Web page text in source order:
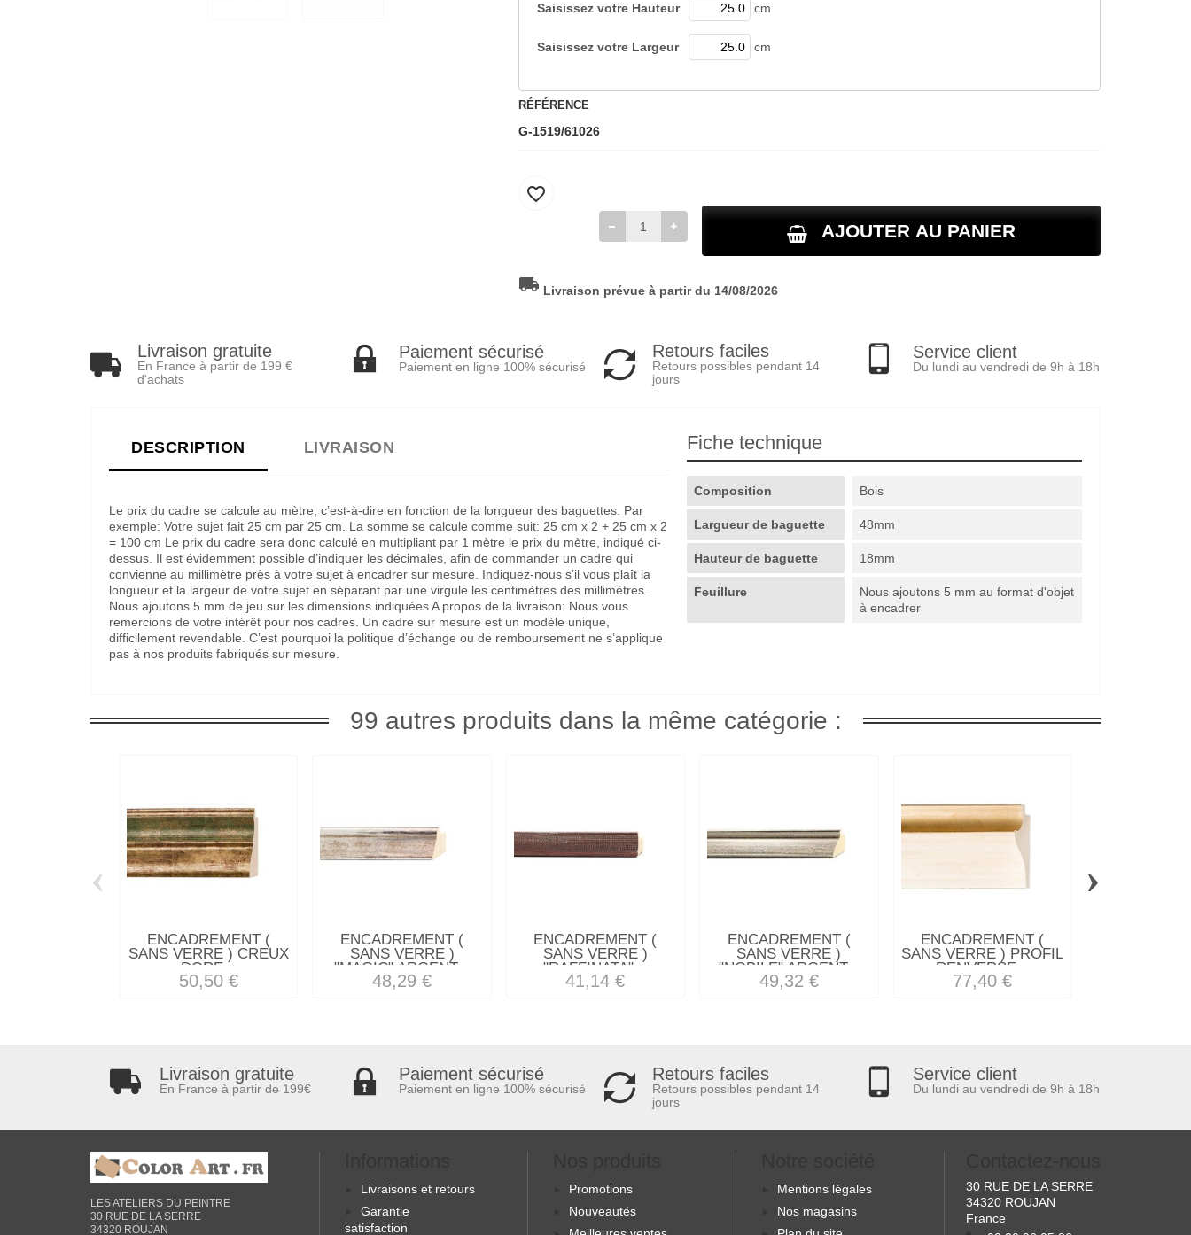
Saisissez votre Hauteur cm
Saisissez votre Largeur cm
RÉFÉRENCE
G-1519/61026
AJOUTER AU PANIER
favorite_border
local_shipping Livraison prévue à partir du 14/08/2026
Livraison gratuite
En France à partir de 199 €
d'achats
Paiement sécurisé
Paiement en ligne 100% sécurisé
Retours faciles
Retours possibles pendant 14
jours
Service client
Du lundi au vendredi de 9h à 18h
DESCRIPTION LIVRAISON
Le prix du cadre se calcule au mètre, c’est-à-dire en fonction de la longueur des baguettes. Par
exemple: Votre sujet fait 25 cm par 25 cm. La somme se calcule comme suit: 25 cm x 2 + 25 cm x 2
= 100 cm Le prix du cadre sera donc calculé en multipliant par 1 mètre le prix du mètre, indiqué ci-
dessus. Il est évidemment possible d’indiquer les décimales, afin de commander un cadre qui
convienne au millimètre près à votre sujet à encadrer sur mesure. Indiquez-nous s’il vous plaît la
longueur et la largeur de votre sujet en séparant par une virgule les centimètres des millimètres.
Nous ajoutons 5 mm de jeu sur les dimensions indiquées A propos de la livraison: Nous vous
remercions de votre intérêt pour nos cadres. Un cadre sur mesure est un modèle unique,
difficilement revendable. C’est pourquoi la politique d’échange ou de remboursement ne s’applique
pas à nos produits fabriqués sur mesure.
Fiche technique
Composition Bois
Largueur de baguette 48mm
Hauteur de baguette 18mm
Feuillure
Nous ajoutons 5 mm au format d'objet
à encadrer
99 autres produits dans la même catégorie :
ENCADREMENT (
SANS VERRE ) CREUX
DORE...
50,50 €
ENCADREMENT (
SANS VERRE )
"MAGIC" ARGENT...
48,29 €
ENCADREMENT (
SANS VERRE )
"RAFFINATA"...
41,14 €
ENCADREMENT (
SANS VERRE )
"NOBILE" ARGENT...
49,32 €
ENCADREMENT (
SANS VERRE ) PROFIL
RENVERSE...
77,40 €
‹ ›
Livraison gratuite
En France à partir de 199€
Paiement sécurisé
Paiement en ligne 100% sécurisé
Retours faciles
Retours possibles pendant 14
jours
Service client
Du lundi au vendredi de 9h à 18h
LES ATELIERS DU PEINTRE
30 RUE DE LA SERRE
34320 ROUJAN
Livraisons et retours
Garantie
satisfaction
Promotions
Nouveautés
Mentions légales
Nos magasins
30 RUE DE LA SERRE
34320 ROUJAN
France